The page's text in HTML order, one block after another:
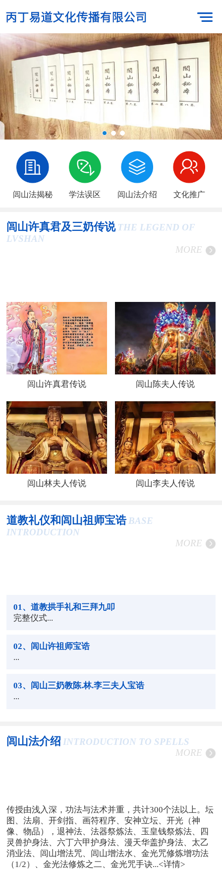
闾山法揭秘 学法误区 闾山法介绍 文化推广
闾山许真君及三奶传说 THE LEGEND OF
LVSHAN
MORE
闾山许真君传说 闾山陈夫人传说
闾山林夫人传说 闾山李夫人传说
道教礼仪和闾山祖师宝诰 BASE
INTRODUCTION
MORE
01 、道教拱手礼和三拜九叩
完整仪式...
02、闾山许祖师宝诰
...
03、闾山三奶教陈.林.李三夫人宝诰
...
闾山法介绍 INTRODUCTION TO SPELLS
MORE
传授由浅入深，功法与法术并重，共计300个法以上。坛
图、法扇、开剑指、画符程序、安神立坛、开光（神
像、物品），退神法、法器祭炼法、玉皇钱祭炼法、四
灵兽护身法、六丁六甲护身法、漫天华盖护身法、太乙
消业法、闾山增法咒、闾山增法水、金光咒修炼增功法
（1/2）、金光法修炼之二、金光咒手诀...<详情>